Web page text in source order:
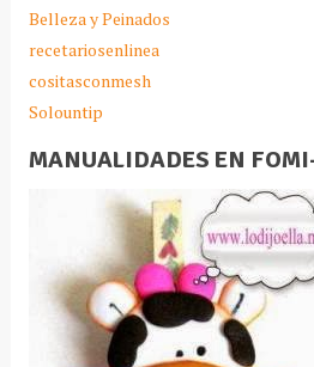
Belleza y Peinados
recetariosenlinea
cositasconmesh
Solountip
MANUALIDADES EN